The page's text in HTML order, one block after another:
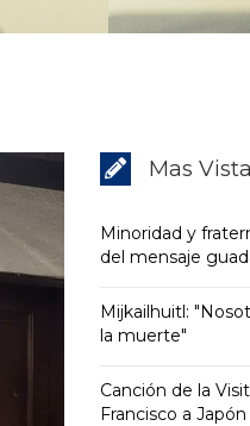
Mas
Minoridad y
del mensaje
Mijkailhuitl:
la muerte"
Canción de la
Francisco a Japón